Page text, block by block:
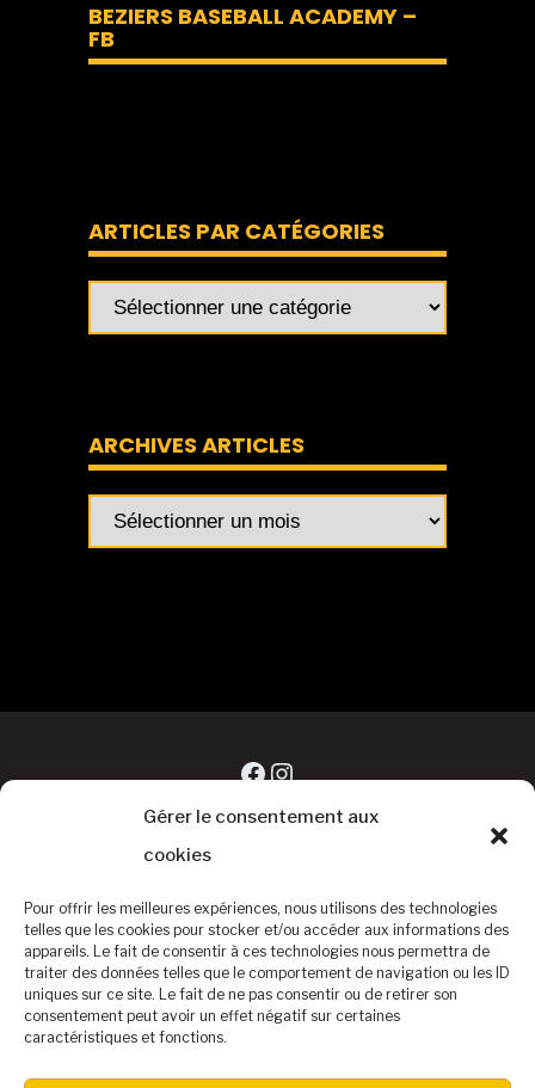
Gérer le consentement aux
cookies
Pour offrir les meilleures expériences, nous utilisons des technologies
telles que les cookies pour stocker et/ou accéder aux informations des
appareils. Le fait de consentir à ces technologies nous permettra de
traiter des données telles que le comportement de navigation ou les ID
uniques sur ce site. Le fait de ne pas consentir ou de retirer son
consentement peut avoir un effet négatif sur certaines
caractéristiques et fonctions.
BEZIERS BASEBALL ACADEMY –
FB
ARTICLES PAR CATÉGORIES
ARCHIVES ARTICLES
Archives
articles
Facebook
Instagram
©Baseball Club Biterrois